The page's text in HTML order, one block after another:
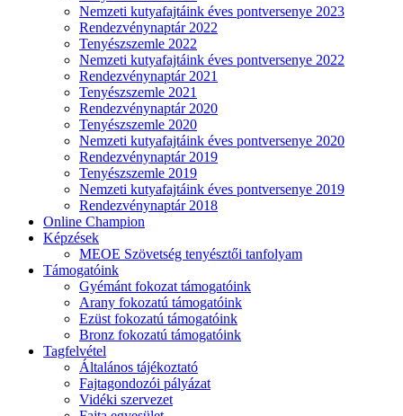
Nemzeti kutyafajtáink éves pontversenye 2023
Rendezvénynaptár 2022
Tenyészszemle 2022
Nemzeti kutyafajtáink éves pontversenye 2022
Rendezvénynaptár 2021
Tenyészszemle 2021
Rendezvénynaptár 2020
Tenyészszemle 2020
Nemzeti kutyafajtáink éves pontversenye 2020
Rendezvénynaptár 2019
Tenyészszemle 2019
Nemzeti kutyafajtáink éves pontversenye 2019
Rendezvénynaptár 2018
Online Champion
Képzések
MEOE Szövetség tenyésztői tanfolyam
Támogatóink
Gyémánt fokozat támogatóink
Arany fokozatú támogatóink
Ezüst fokozatú támogatóink
Bronz fokozatú támogatóink
Tagfelvétel
Általános tájékoztató
Fajtagondozói pályázat
Vidéki szervezet